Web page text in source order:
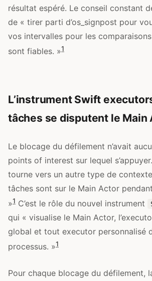
résultat espéré. Le conseil constant
de « tirer parti d’os_signpost pour
vos intervalles pour les comparaisons
sont fiables. »1
L’instrument Swift
tâches se disputent le Main
Le blocage du défilement n’avait
points of interest sur lequel
tourne vers un autre type de
tâches sont sur le Main Actor
»1 C’est le rôle du nouvel instrument
qui « visualise le Main Actor,
global et tout executor personnalisé
processus. »1
Pour chaque blocage du défilement,